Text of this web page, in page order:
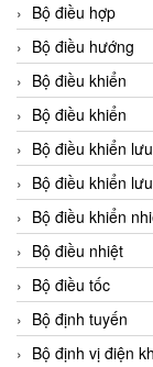
Bộ điều hợp
Bộ điều hướng
Bộ điều khiển
Bộ điều khiển
Bộ điều khiển
Bộ điều khiển
Bộ điều khiển
Bộ điều nhiệt
Bộ điều tốc
Bộ định tuyến
Bộ định vị điện